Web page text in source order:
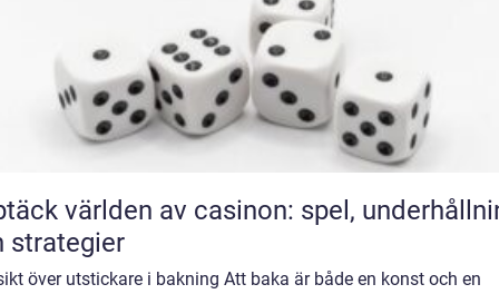
världen av casinon: spel,
strategier
över utstickare i bakning Att baka är både en konst och en